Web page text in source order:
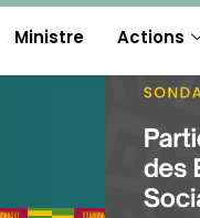
Ministre Actions